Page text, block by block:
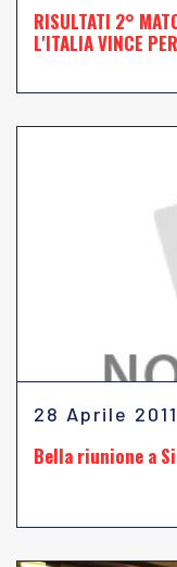
RISULTATI 2°
L'ITALIA VINCE
28 Aprile 2011
Bella riunione a